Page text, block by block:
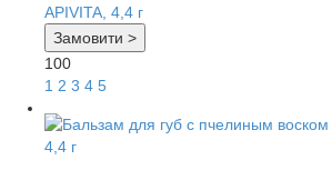
APIVITA, 4,4 г
Замовити >
100
1 2 3 4 5